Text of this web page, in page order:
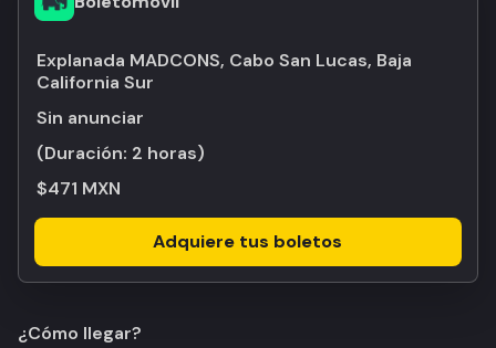
Explanada MADCONS, Cabo San Lucas, Baja
California Sur
Sin anunciar
(Duración: 2 horas)
$471 MXN
Adquiere tus boletos
¿Cómo llegar?